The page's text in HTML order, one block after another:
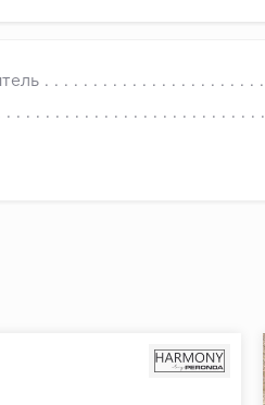
же странице
месяцев